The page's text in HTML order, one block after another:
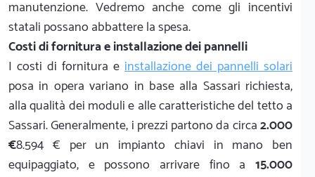
manutenzione. Vedremo anche come gli incentivi
statali possano abbattere la spesa.
Costi di fornitura e installazione dei pannelli
I costi di fornitura e installazione dei pannelli solari
posa in opera variano in base alla Sassari richiesta,
alla qualità dei moduli e alle caratteristiche del tetto a
Sassari. Generalmente, i prezzi partono da circa2.000
€8.594 € per un impianto chiavi in mano ben
equipaggiato, e possono arrivare fino a 15.000